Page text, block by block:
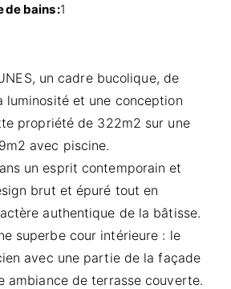
de bains :1
un cadre bucolique, de
luminosité et une conception
propriété de 322m2 sur une
avec piscine.
un esprit contemporain et
brut et épuré tout en
authentique de la bâtisse.
superbe cour intérieure : le
avec une partie de la façade
ambiance de terrasse couverte.